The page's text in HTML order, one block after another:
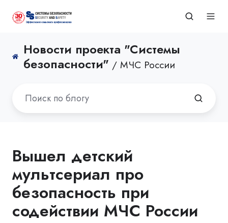
Новости проекта "Системы
безопасности" / МЧС России
Вышел детский
мультсериал про
безопасность при
содействии МЧС России